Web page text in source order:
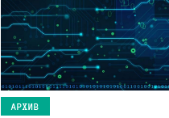
АРХИВ